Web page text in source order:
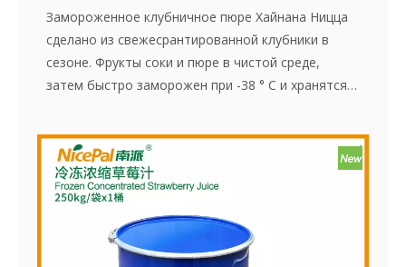
Замороженное клубничное пюре Хайнана Ницца
сделано из свежесрантированной клубники в
сезоне. Фрукты соки и пюре в чистой среде,
затем быстро заморожен при -38 ° С и хранятся
до замораживания, завершается в течение 30
минут, что эффективно сохраняет свежий вкус и
содержание питания в клубнику.